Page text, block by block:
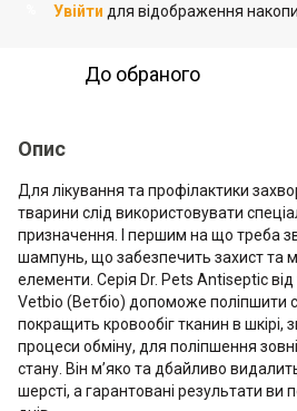
Увійти для відображення
До обраного
Опис
Для лікування та профілактики
тварини слід використовувати
призначення. І першим на що треба
шампунь, що забезпечить захист та
елементи. Серія Dr. Pets Antiseptic
Vetbio (Ветбіо) допоможе поліпшити
покращить кровообіг тканин в шкірі,
процеси обміну, для поліпшення
стану. Він м’яко та дбайливо
шерсті, а гарантовані результати ви